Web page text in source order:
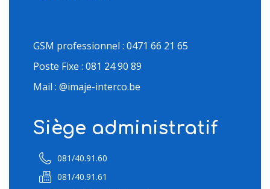
GSM professionnel : 0471 66 21 65
Poste Fixe : 081 24 90 89
Mail : @imaje-interco.be
Siège administratif
081/40.91.60
081/40.91.61